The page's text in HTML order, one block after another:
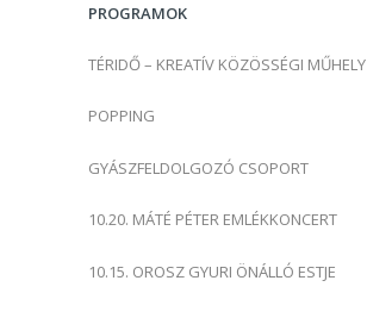
:PROGRAMOK
TÉRIDŐ – KREATÍV KÖZÖSSÉGI MŰHELY
POPPING
GYÁSZFELDOLGOZÓ CSOPORT
10.20. MÁTÉ PÉTER EMLÉKKONCERT
10.15. OROSZ GYURI ÖNÁLLÓ ESTJE